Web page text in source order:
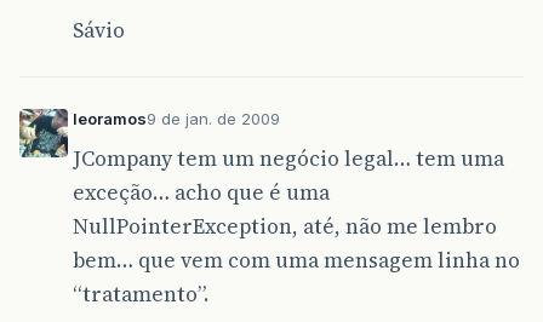
Sávio
leoramos9 de jan. de 2009
JCompany tem um negócio legal… tem uma
exceção… acho que é uma
NullPointerException, até, não me lembro
bem… que vem com uma mensagem linha no
“tratamento”.